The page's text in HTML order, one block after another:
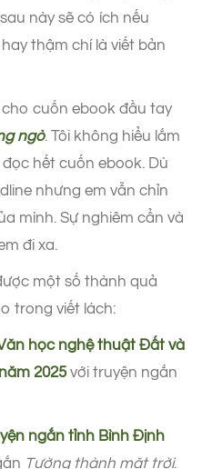
này sẽ có ích nếu
thậm chí là viết bản
cuốn ebook đầu tay
ngò. Tôi không hiểu lắm
hết cuốn ebook. Dù
nhưng em vẫn chỉn
mình. Sự nghiêm cẩn và
đi xa.
một số thành quả
trong viết lách:
học nghệ thuật Đất và
2025với truyện ngắn
ngắn tỉnh Bình Định
Tường thành mặt trời.